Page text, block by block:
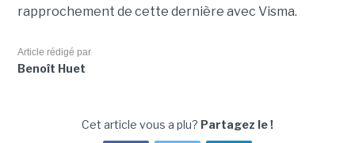
rapprochement de cette dernière avec Visma.
Article rédigé par
Benoît Huet
Cet article vous a plu? Partagez le !